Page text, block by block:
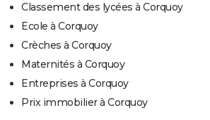
Classement des lycées à Corquoy
Ecole à Corquoy
Crèches à Corquoy
Maternités à Corquoy
Entreprises à Corquoy
Prix immobilier à Corquoy